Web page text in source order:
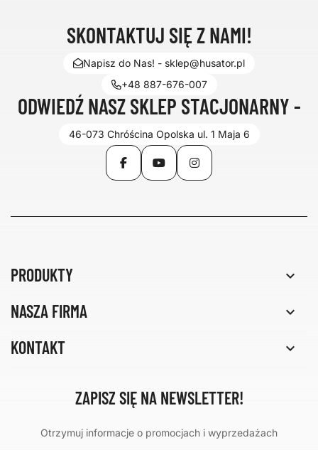
SKONTAKTUJ SIĘ Z NAMI!
Napisz do Nas! - sklep@husator.pl
+48 887-676-007
ODWIEDŹ NASZ SKLEP STACJONARNY -
46-073 Chróścina Opolska ul. 1 Maja 6
FacebookYouTubeInstagram
PRODUKTY 
NASZA FIRMA 
KONTAKT 
ZAPISZ SIĘ NA NEWSLETTER!
Otrzymuj informacje o promocjach i wyprzedażach